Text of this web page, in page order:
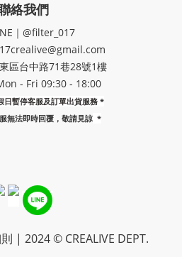
絡我們
｜@filter_017
區台中路71巷28號1樓
- Fri 09:30 - 18:00
日暫停客服及訂單出貨服務 *
無法即時回覆，敬請見諒 *
| 2024 © CREALIVE DEPT.